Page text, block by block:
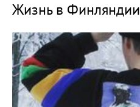
Жизнь в Финляндии